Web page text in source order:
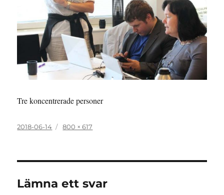
Tre koncentrerade personer
Publicerat
2018-06-14
Full
800 × 617
Lämna ett svar